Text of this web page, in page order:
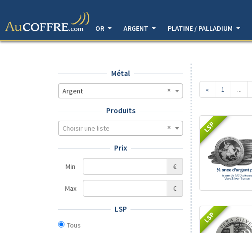
OR
ARGENT PLATINE / PALLADIUM
Métal
Argent
Produits
Choisir une liste
Prix
Min €
Max €
LSP
Tous
« 1 ...
LSP
LSP